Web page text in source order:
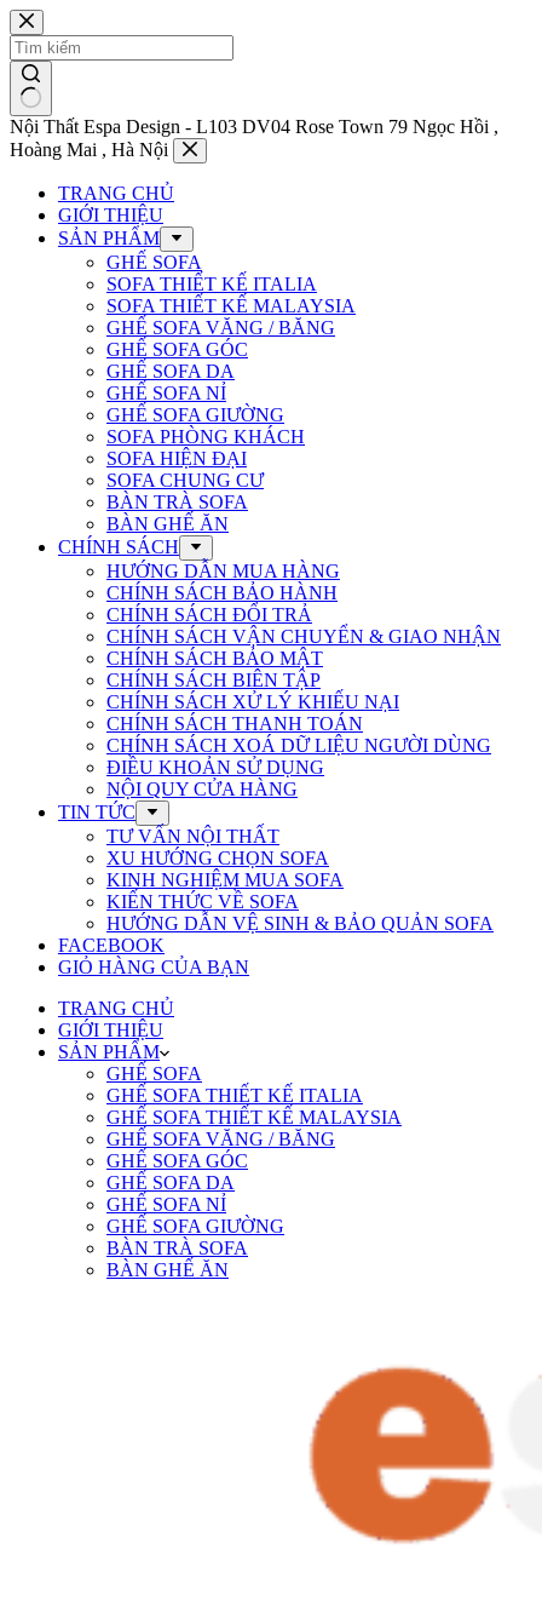
Chuyển
đến
phần
nội
dung
Nội Thất Espa Design - L103 DV04 Rose Town 79 Ngọc Hồi ,
Hoàng Mai , Hà Nội
TRANG CHỦ
GIỚI THIỆU
SẢN PHẨM
GHẾ SOFA
SOFA THIẾT KẾ ITALIA
SOFA THIẾT KẾ MALAYSIA
GHẾ SOFA VĂNG / BĂNG
GHẾ SOFA GÓC
GHẾ SOFA DA
GHẾ SOFA NỈ
GHẾ SOFA GIƯỜNG
SOFA PHÒNG KHÁCH
SOFA HIỆN ĐẠI
SOFA CHUNG CƯ
BÀN TRÀ SOFA
BÀN GHẾ ĂN
CHÍNH SÁCH
HƯỚNG DẪN MUA HÀNG
CHÍNH SÁCH BẢO HÀNH
CHÍNH SÁCH ĐỔI TRẢ
CHÍNH SÁCH VẬN CHUYỂN & GIAO NHẬN
CHÍNH SÁCH BẢO MẬT
CHÍNH SÁCH BIÊN TẬP
CHÍNH SÁCH XỬ LÝ KHIẾU NẠI
CHÍNH SÁCH THANH TOÁN
CHÍNH SÁCH XOÁ DỮ LIỆU NGƯỜI DÙNG
ĐIỀU KHOẢN SỬ DỤNG
NỘI QUY CỬA HÀNG
TIN TỨC
TƯ VẤN NỘI THẤT
XU HƯỚNG CHỌN SOFA
KINH NGHIỆM MUA SOFA
KIẾN THỨC VỀ SOFA
HƯỚNG DẪN VỆ SINH & BẢO QUẢN SOFA
FACEBOOK
GIỎ HÀNG CỦA BẠN
TRANG CHỦ
GIỚI THIỆU
SẢN PHẨM
GHẾ SOFA
GHẾ SOFA THIẾT KẾ ITALIA
GHẾ SOFA THIẾT KẾ MALAYSIA
GHẾ SOFA VĂNG / BĂNG
GHẾ SOFA GÓC
GHẾ SOFA DA
GHẾ SOFA NỈ
GHẾ SOFA GIƯỜNG
BÀN TRÀ SOFA
BÀN GHẾ ĂN